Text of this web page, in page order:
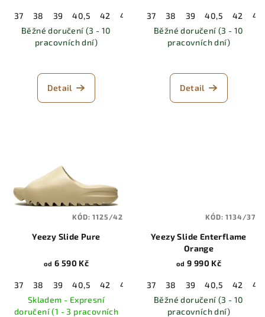
37 38 39 40,5 42 43 44,5 46 47
48,5
Běžné doručení (3 - 10
pracovních dní)
Detail
37 38 39 40,5 42
43
Běžné doručení (3 - 10
pracovních dní)
Detail
Yeezy Slide Pure
od 6 590 Kč
37 38 39 40,5 42 43 44,5 46 47
48,5
Skladem - Expresní
doručení (1 - 3 pracovních
KÓD:1125/42
Yeezy Slide Enterflame
Orange
od 9 990 Kč
37 38 39 40,5 42
43
Běžné doručení (3 - 10
pracovních dní)
KÓD:1134/37